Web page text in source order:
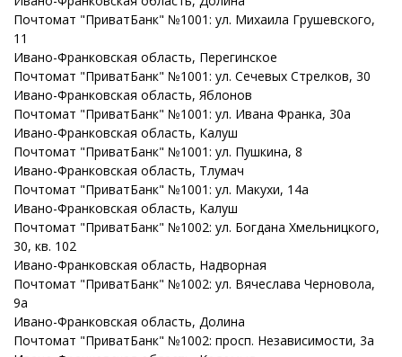
Почтомат "ПриватБанк" №1001: ул. Михаила Грушевского,
11
Ивано-Франковская область, Перегинское
Почтомат "ПриватБанк" №1001: ул. Сечевых Стрелков, 30
Ивано-Франковская область, Яблонов
Почтомат "ПриватБанк" №1001: ул. Ивана Франка, 30а
Ивано-Франковская область, Калуш
Почтомат "ПриватБанк" №1001: ул. Пушкина, 8
Ивано-Франковская область, Тлумач
Почтомат "ПриватБанк" №1001: ул. Макухи, 14а
Ивано-Франковская область, Калуш
Почтомат "ПриватБанк" №1002: ул. Богдана Хмельницкого,
30, кв. 102
Ивано-Франковская область, Надворная
Почтомат "ПриватБанк" №1002: ул. Вячеслава Черновола,
9а
Ивано-Франковская область, Долина
Почтомат "ПриватБанк" №1002: просп. Независимости, 3а